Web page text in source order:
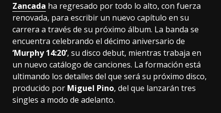
Zancada ha regresado por todo lo alto, con fuerza
renovada, para escribir un nuevo capítulo en su
carrera a través de su próximo álbum. La banda se
encuentra celebrando el décimo aniversario de
‘Murphy 14:20’, su disco debut, mientras trabaja en
un nuevo catálogo de canciones. La formación está
ultimando los detalles del que será su próximo disco,
producido por Miguel Pino, del que lanzarán tres
singles a modo de adelanto.